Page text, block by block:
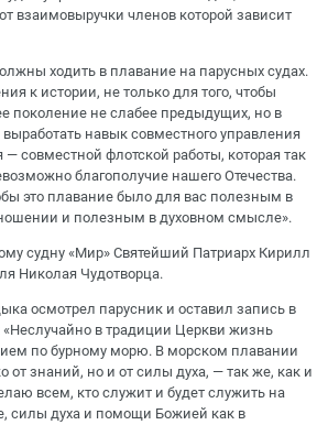
взаимовыручки членов которой зависит
ходить в плавание на парусных судах.
к истории, не только для того, чтобы
поколение не слабее предыдущих, но в
навык совместного управления
совместной флотской работы, которая так
благополучие нашего Отечества.
это плавание было для вас полезным в
и полезным в духовном смысле».
судну «Мир» Святейший Патриарх Кирилл
Николая Чудотворца.
осмотрел парусник и оставил запись в
«Неслучайно в традиции Церкви жизнь
по бурному морю. В морском плавании
от знаний, но и от силы духа, — так же, как и
всем, кто служит и будет служить на
силы духа и помощи Божией как в